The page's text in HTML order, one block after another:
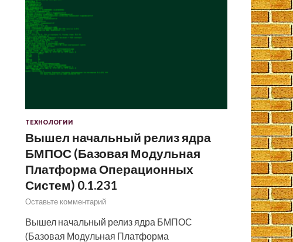
ТЕХНОЛОГИИ
Вышел начальный релиз ядра
БМПОС (Базовая Модульная
Платформа Операционных
Систем) 0.1.231
Оставьте комментарий
Вышел начальный релиз ядра БМПОС
(Базовая Модульная Платформа